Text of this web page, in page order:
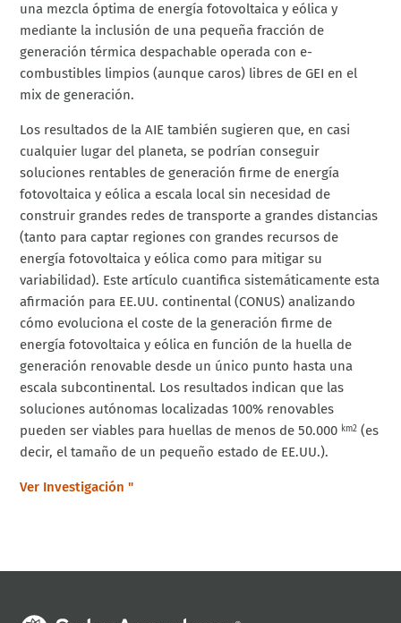
una mezcla óptima de energía fotovoltaica y eólica y
mediante la inclusión de una pequeña fracción de
generación térmica despachable operada con e-
combustibles limpios (aunque caros) libres de GEI en el
mix de generación.
Los resultados de la AIE también sugieren que, en casi
cualquier lugar del planeta, se podrían conseguir
soluciones rentables de generación firme de energía
fotovoltaica y eólica a escala local sin necesidad de
construir grandes redes de transporte a grandes distancias
(tanto para captar regiones con grandes recursos de
energía fotovoltaica y eólica como para mitigar su
variabilidad). Este artículo cuantifica sistemáticamente esta
afirmación para EE.UU. continental (CONUS) analizando
cómo evoluciona el coste de la generación firme de
energía fotovoltaica y eólica en función de la huella de
generación renovable desde un único punto hasta una
escala subcontinental. Los resultados indican que las
soluciones autónomas localizadas 100% renovables
pueden ser viables para huellas de menos de 50.000 km2(es
decir, el tamaño de un pequeño estado de EE.UU.).
Ver Investigación "